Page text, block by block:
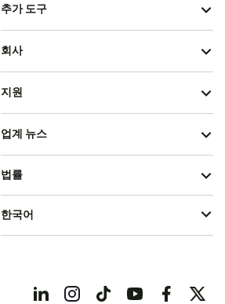
추가 도구
회사
지원
업계 뉴스
법률
한국어